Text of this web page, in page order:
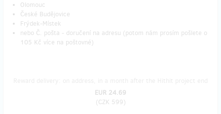
Olomouc
České Budějovice
Frýdek-Místek
nebo Č. pošta - doručení na adresu (potom nám prosím pošlete o
105 Kč více na poštovné)
EUR 24.69
(CZK 599)